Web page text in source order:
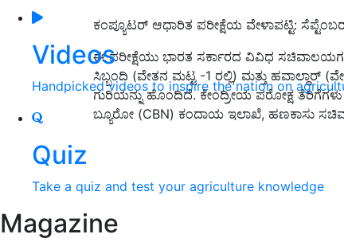
Videos
Handpicked videos to inspire the nation on
Quiz
Take a quiz and test your agriculture knowledge
Magazine
ಕಂಪ್ಯೂಟರ್ ಆಧಾರಿತ ಪರೀಕ್ಷೆಯ ವೇಳಾಪಟ್ಟಿ:
ಈ ಪರೀಕ್ಷೆಯು ಭಾರತ ಸರ್ಕಾರದ ವಿವಿಧ
ಸಿಬ್ಬಂದಿ (ವೇತನ ಮಟ್ಟ -1 ರಲ್ಲಿ) ಮತ್ತು ಹವಾಲ್ದಾರ್
ಗುರಿಯನ್ನು ಹೊಂದಿದೆ. ಕೇಂದ್ರೀಯ ಪರೋಕ್ಷ
ಬ್ಯೂರೋ (CBN) ಕಂದಾಯ ಇಲಾಖೆ, ಹಣಕಾಸು